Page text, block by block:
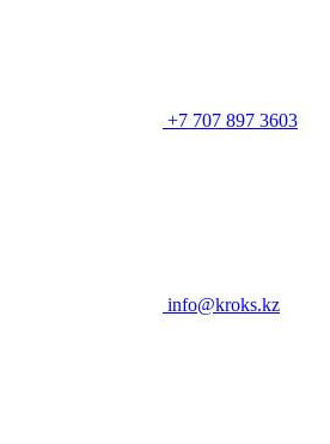
+7 707 897 3603
info@kroks.kz